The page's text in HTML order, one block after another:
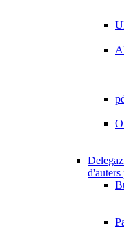
d'auters